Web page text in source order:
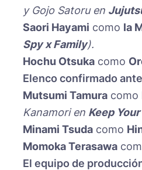
y Gojo Satoru en
Saori Hayami como la
Spy x Family).
Hochu Otsuka como
Elenco confirmado
Mutsumi Tamura como
Kanamori en Keep
Minami Tsuda como
Momoka Terasawa
El equipo de